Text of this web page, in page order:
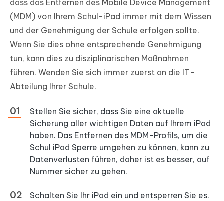
dass das Entfernen des Mobile Device Management
(MDM) von Ihrem Schul-iPad immer mit dem Wissen
und der Genehmigung der Schule erfolgen sollte.
Wenn Sie dies ohne entsprechende Genehmigung
tun, kann dies zu disziplinarischen Maßnahmen
führen. Wenden Sie sich immer zuerst an die IT-
Abteilung Ihrer Schule.
Stellen Sie sicher, dass Sie eine aktuelle
Sicherung aller wichtigen Daten auf Ihrem iPad
haben. Das Entfernen des MDM-Profils, um die
Schul iPad Sperre umgehen zu können, kann zu
Datenverlusten führen, daher ist es besser, auf
Nummer sicher zu gehen.
Schalten Sie Ihr iPad ein und entsperren Sie es.